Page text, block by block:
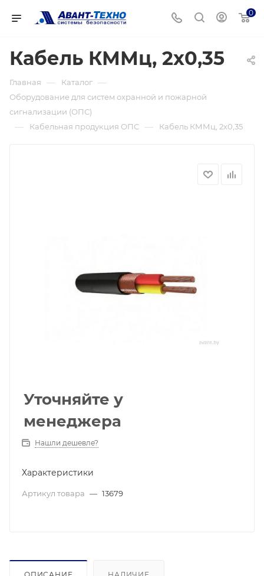
0
Кабель КММц, 2х0,35
Главная — Каталог —
Оборудование для систем охранной и пожарной
сигнализации (ОПС)
— Кабельная продукция ОПС — Кабель КММц, 2х0,35
Уточняйте у
менеджера
Нашли дешевле?
Характеристики
Артикул товара — 13679